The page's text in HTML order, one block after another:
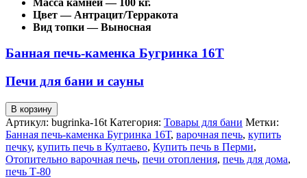
Цвет — Антрацит/Терракота
Вид топки — Выносная
Банная печь-каменка Бугринка 16Т
Печи для бани и сауны
Количество
товара
Банная
печь-
каменка
Бугринка
В корзину
Артикул: bugrinka-16t Категория: Товары для бани Метки:
Банная печь-каменка Бугринка 16Т, варочная печь, купить
печку, купить печь в Култаево, Купить печь в Перми,
Отопительно варочная печь, печи отопления, печь для дома,
печь Т-80